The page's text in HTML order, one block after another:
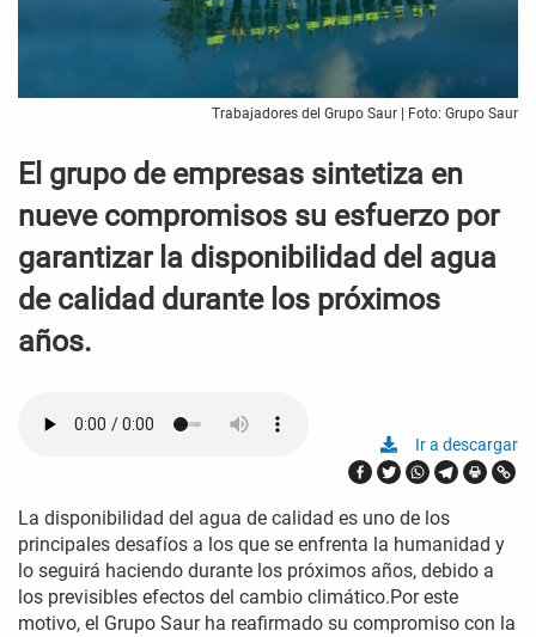
Trabajadores del Grupo Saur | Foto: Grupo Saur
El grupo de empresas sintetiza en
nueve compromisos su esfuerzo por
garantizar la disponibilidad del agua
de calidad durante los próximos
años.
Ir a descargar
La disponibilidad del agua de calidad es uno de los
principales desafíos a los que se enfrenta la humanidad y
lo seguirá haciendo durante los próximos años, debido a
los previsibles efectos del cambio climático.Por este
motivo, el Grupo Saur ha reafirmado su compromiso con la